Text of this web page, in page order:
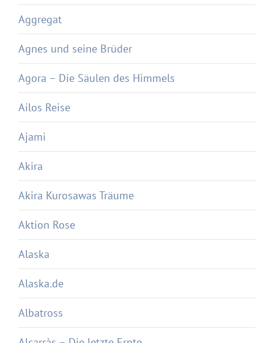
Aggregat
Agnes und seine Brüder
Agora – Die Säulen des Himmels
Ailos Reise
Ajami
Akira
Akira Kurosawas Träume
Aktion Rose
Alaska
Alaska.de
Albatross